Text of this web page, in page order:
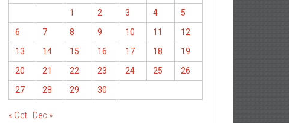
1
2 3 4
5
6
7 8 9 10 11
12
13
14 15 16 17 18
19
20
21 22 23 24 25
26
27
28 29 30
« Oct Dec »